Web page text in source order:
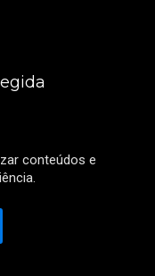
conteúdos e